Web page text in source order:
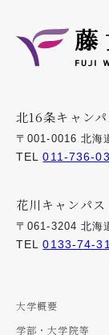
北16条キャンパ
〒001-0016 北海
TEL011-736-
花川キャンパス
〒061-3204 北海
TEL0133-74-
大学概要
学部・大学院等